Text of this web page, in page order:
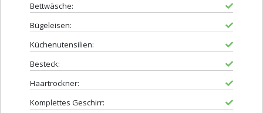
Bettwäsche:
Bügeleisen:
Küchenutensilien:
Besteck:
Haartrockner:
Komplettes Geschirr: